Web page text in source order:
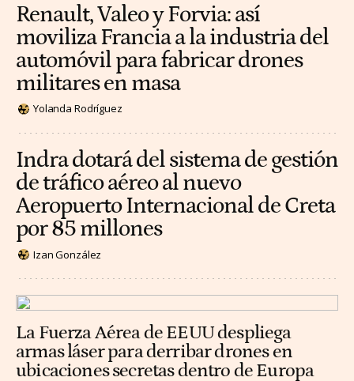
Renault, Valeo y Forvia: así
moviliza Francia a la industria del
automóvil para fabricar drones
militares en masa
Yolanda Rodríguez
Indra dotará del sistema de gestión
de tráfico aéreo al nuevo
Aeropuerto Internacional de Creta
por 85 millones
Izan González
La Fuerza Aérea de EEUU despliega
armas láser para derribar drones en
ubicaciones secretas dentro de Europa